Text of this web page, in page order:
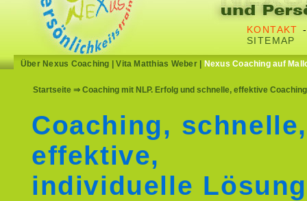
KONTAKT
SITEMAP
Über Nexus Coaching |Vita Matthias Weber| Nexus Coaching auf
Startseite ⇒ Coaching mit NLP. Erfolg und schnelle, effektive
Coaching, schnelle,
effektive,
individuelle